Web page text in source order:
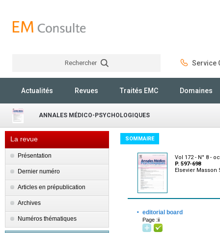
Rechercher Service
Actualités Revues Traités EMC Domaines
ANNALES MÉDICO-PSYCHOLOGIQUES
La revue
Présentation
Dernier numéro
Articles en prépublication
Archives
Numéros thématiques
SOMMAIRE
Vol 172 - N° 8 -
P. 597-698
Elsevier Masson
· editorial board
Page :ii